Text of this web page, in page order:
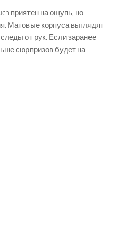
приятен на ощупь, но
Матовые корпуса выглядят
от рук. Если заранее
сюрпризов будет на